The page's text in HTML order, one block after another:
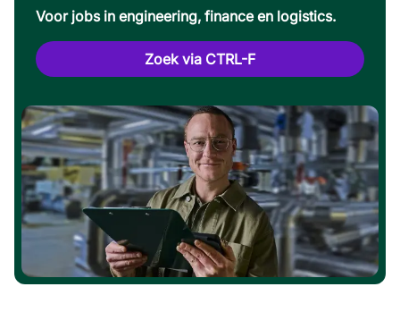
Voor jobs in engineering, finance en logistics.
Zoek via CTRL-F